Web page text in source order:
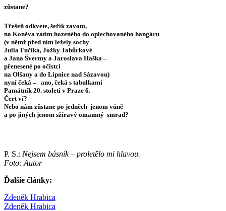
zůstane?
Třešeň odkvete, šeřík zavoní,
na Koněva zatím hozeného do oplechovaného hangáru
(v němž před ním ležely sochy
Julia Fučíka, Jožky Jabůrkové
a Jana Švermy a Jaroslava Haška –
přenesené po očistci
na Olšany a do Lipnice nad Sázavou)
nyní čeká – ano, čeká s tabulkami
Památník 20. století v Praze 6.
Čert ví?
Nebo nám zůstane po jedněch jenom vůně
a po jiných jenom sžíravý omamný smrad?
P. S.: Nejsem básník – proletělo mi hlavou.
Foto: Autor
Ďalšie články:
Zdeněk Hrabica
Zdeněk Hrabica